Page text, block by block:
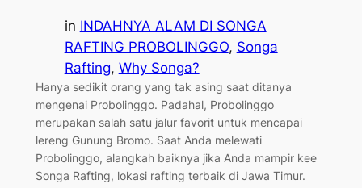
in INDAHNYA ALAM DI SONGA
RAFTING PROBOLINGGO, Songa
Rafting, Why Songa?
Hanya sedikit orang yang tak asing saat ditanya
mengenai Probolinggo. Padahal, Probolinggo
merupakan salah satu jalur favorit untuk mencapai
lereng Gunung Bromo. Saat Anda melewati
Probolinggo, alangkah baiknya jika Anda mampir kee
Songa Rafting, lokasi rafting terbaik di Jawa Timur.